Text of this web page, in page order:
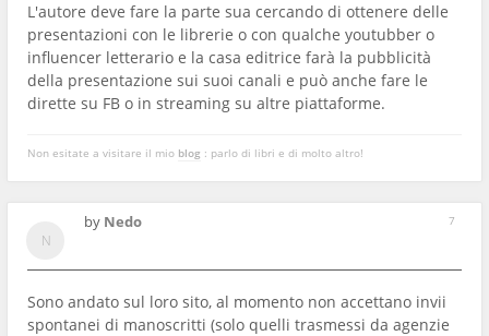
L'autore deve fare la parte sua cercando di ottenere delle
presentazioni con le librerie o con qualche youtubber o
influencer letterario e la casa editrice farà la pubblicità
della presentazione sui suoi canali e può anche fare le
dirette su FB o in streaming su altre piattaforme.
Non esitate a visitare il mio blog : parlo di libri e di molto altro!
7
by Nedo
Sono andato sul loro sito, al momento non accettano invii
spontanei di manoscritti (solo quelli trasmessi da agenzie